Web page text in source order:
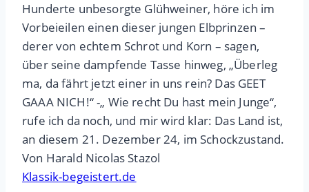
Hunderte unbesorgte Glühweiner, höre ich im
Vorbeieilen einen dieser jungen Elbprinzen –
derer von echtem Schrot und Korn – sagen,
über seine dampfende Tasse hinweg, „Überleg
ma, da fährt jetzt einer in uns rein? Das GEET
GAAA NICH!“ -„ Wie recht Du hast mein Junge“,
rufe ich da noch, und mir wird klar: Das Land ist,
an diesem 21. Dezember 24, im Schockzustand.
Von Harald Nicolas Stazol
Klassik-begeistert.de